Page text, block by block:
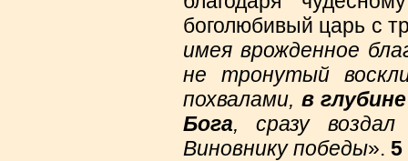
боголюбивый царь с
имея врожденное
не тронутый
похвалами, в
Бога, сразу воздал
Виновнику победы». 5